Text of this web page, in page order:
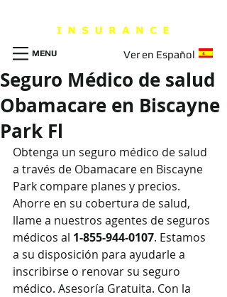
Ver en Español
MENU
Seguro Médico de salud
Obamacare en Biscayne
Park Fl
Obtenga un seguro médico de salud
a través de Obamacare en Biscayne
Park compare planes y precios.
Ahorre en su cobertura de salud,
llame a nuestros agentes de seguros
médicos al 1-855-944-0107. Estamos
a su disposición para ayudarle a
inscribirse o renovar su seguro
médico. Asesoría Gratuita. Con la